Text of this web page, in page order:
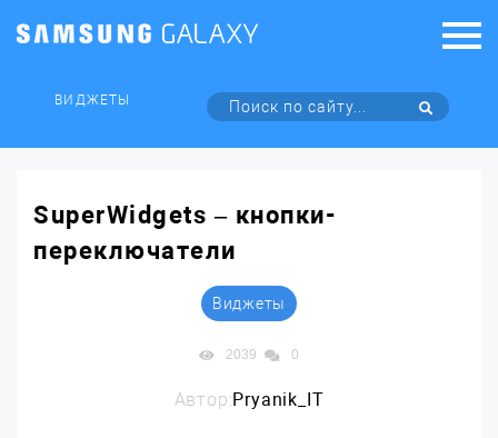
ВИДЖЕТЫ
SuperWidgets – кнопки-
переключатели
Виджеты
2039 0
Автор:Pryanik_IT